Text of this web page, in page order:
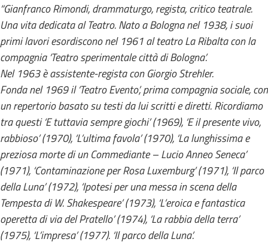
“Gianfranco Rimondi, drammaturgo, regista, critico teatrale.
Una vita dedicata al Teatro. Nato a Bologna nel 1938, i suoi
primi lavori esordiscono nel 1961 al teatro La Ribalta con la
compagnia ‘Teatro sperimentale città di Bologna’.
Nel 1963 è assistente-regista con Giorgio Strehler.
Fonda nel 1969 il ‘Teatro Evento’, prima compagnia sociale, con
un repertorio basato su testi da lui scritti e diretti. Ricordiamo
tra questi ‘E tuttavia sempre giochi’ (1969), ‘E il presente vivo,
rabbioso’ (1970), ‘L’ultima favola’ (1970), ‘La lunghissima e
preziosa morte di un Commediante – Lucio Anneo Seneca’
(1971), ‘Contaminazione per Rosa Luxemburg’ (1971), ‘Il parco
della Luna’ (1972), ‘Ipotesi per una messa in scena della
Tempesta di W. Shakespeare’ (1973), ‘L’eroica e fantastica
operetta di via del Pratello’ (1974), ‘La rabbia della terra’
(1975), ‘L’impresa’ (1977). ‘Il parco della Luna’.